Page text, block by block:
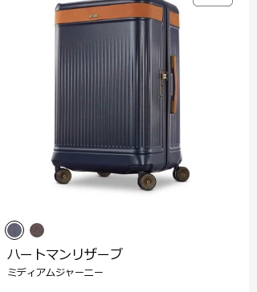
ハートマンリザーブ
ミディアムジャーニー